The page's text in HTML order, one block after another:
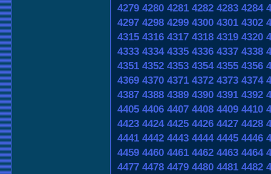
4279 4280 4281 4282 4283 4284
4297 4298 4299 4300 4301 4302
4315 4316 4317 4318 4319 4320
4333 4334 4335 4336 4337 4338
4351 4352 4353 4354 4355 4356
4369 4370 4371 4372 4373 4374
4387 4388 4389 4390 4391 4392
4405 4406 4407 4408 4409 4410
4423 4424 4425 4426 4427 4428
4441 4442 4443 4444 4445 4446
4459 4460 4461 4462 4463 4464
4477 4478 4479 4480 4481 4482